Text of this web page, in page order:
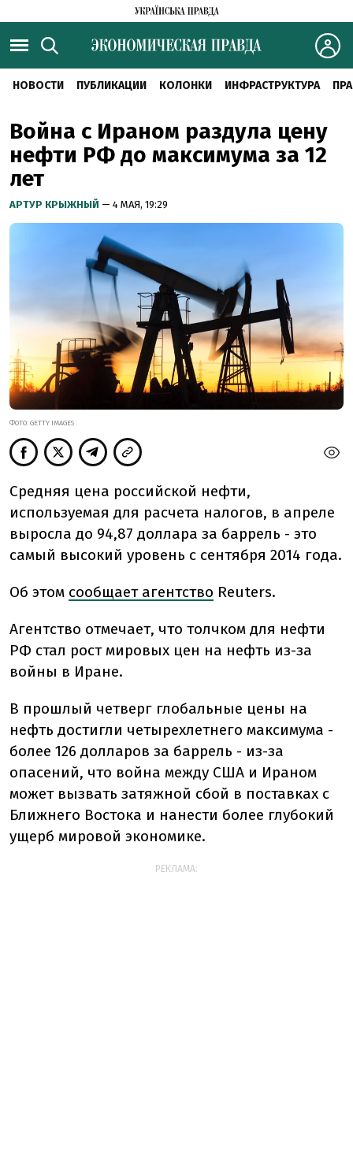
НОВОСТИ ПУБЛИКАЦИИ КОЛОНКИ ИНФРАСТРУКТУРА
Война с Ираном раздула цену
нефти РФ до максимума за 12
лет
АРТУР КРЫЖНЫЙ — 4 МАЯ, 19:29
ФОТО: GETTY IMAGES
Средняя цена российской нефти,
используемая для расчета налогов, в апреле
выросла до 94,87 доллара за баррель - это
самый высокий уровень с сентября 2014 года.
Об этом сообщает агентство Reuters.
Агентство отмечает, что толчком для нефти
РФ стал рост мировых цен на нефть из-за
войны в Иране.
В прошлый четверг глобальные цены на
нефть достигли четырехлетнего максимума -
более 126 долларов за баррель - из-за
опасений, что война между США и Ираном
может вызвать затяжной сбой в поставках с
Ближнего Востока и нанести более глубокий
ущерб мировой экономике.
РЕКЛАМА: